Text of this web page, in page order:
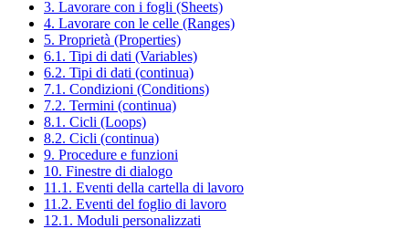
3. Lavorare con i fogli (Sheets)
4. Lavorare con le celle (Ranges)
5. Proprietà (Properties)
6.1. Tipi di dati (Variables)
6.2. Tipi di dati (continua)
7.1. Condizioni (Conditions)
7.2. Termini (continua)
8.1. Cicli (Loops)
8.2. Cicli (continua)
9. Procedure e funzioni
10. Finestre di dialogo
11.1. Eventi della cartella di lavoro
11.2. Eventi del foglio di lavoro
12.1. Moduli personalizzati